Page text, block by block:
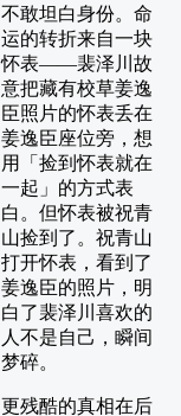
不敢坦白身份。命
运的转折来自一块
怀表——裴泽川故
意把藏有校草姜逸
臣照片的怀表丢在
姜逸臣座位旁，想
用「捡到怀表就在
一起」的方式表
白。但怀表被祝青
山捡到了。祝青山
打开怀表，看到了
姜逸臣的照片，明
白了裴泽川喜欢的
人不是自己，瞬间
梦碎。
更残酷的真相在后